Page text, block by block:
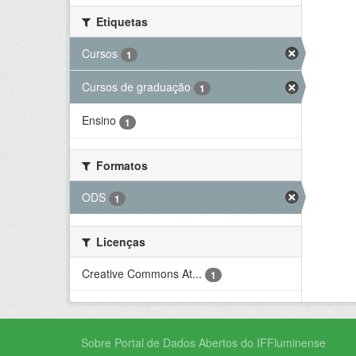
Etiquetas
Cursos
1
Cursos de graduação 1
Ensino 1
Formatos
ODS
1
Licenças
Creative Commons At...
1
Sobre Portal de Dados Abertos do IFFluminense